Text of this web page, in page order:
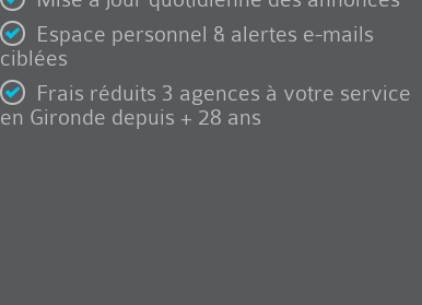
Espace personnel & alertes e-mails
ciblées
Frais réduits 3 agences à votre service
en Gironde depuis + 28 ans